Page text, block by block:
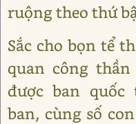
ruộng theo thứ
Sắc cho bọn tể
quan công
được ban
ban, cùng số